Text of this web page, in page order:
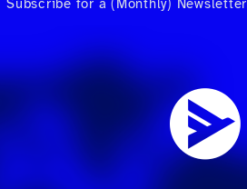
Subscribe for a (Monthly) Newsletter